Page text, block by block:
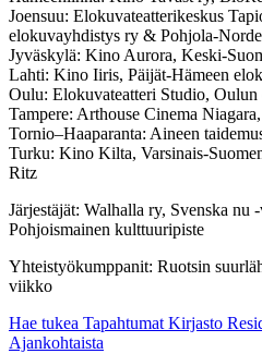
Joensuu: Elokuvateatterikeskus
elokuvayhdistys ry & Pohjola-
Jyväskylä: Kino Aurora, Keski-
Lahti: Kino Iiris, Päijät-Hämeen
Oulu: Elokuvateatteri Studio, Oulun
Tampere: Arthouse Cinema
Tornio–Haaparanta: Aineen
Turku: Kino Kilta, Varsinais-
Ritz
Järjestäjät: Walhalla ry, Svenska nu
Pohjoismainen kulttuuripiste
Yhteistyökumppanit: Ruotsin
viikko
Hae tukea Tapahtumat Kirjasto
Ajankohtaista